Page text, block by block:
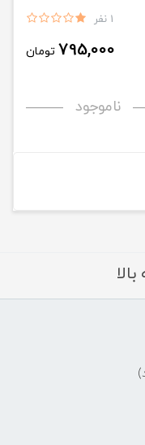
1 نفر
795,000 تومان
ناموجود